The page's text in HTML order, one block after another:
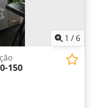
1 / 6
150